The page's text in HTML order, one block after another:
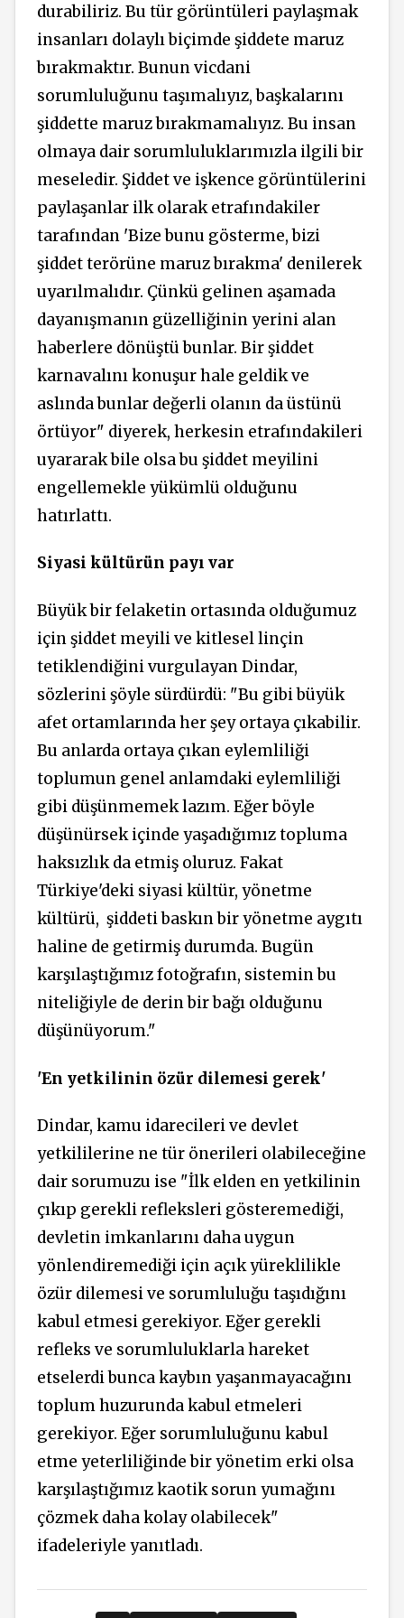
durabiliriz. Bu tür görüntüleri paylaşmak
insanları dolaylı biçimde şiddete maruz
bırakmaktır. Bunun vicdani
sorumluluğunu taşımalıyız, başkalarını
şiddette maruz bırakmamalıyız. Bu insan
olmaya dair sorumluluklarımızla ilgili bir
meseledir. Şiddet ve işkence görüntülerini
paylaşanlar ilk olarak etrafındakiler
tarafından 'Bize bunu gösterme, bizi
şiddet terörüne maruz bırakma' denilerek
uyarılmalıdır. Çünkü gelinen aşamada
dayanışmanın güzelliğinin yerini alan
haberlere dönüştü bunlar. Bir şiddet
karnavalını konuşur hale geldik ve
aslında bunlar değerli olanın da üstünü
örtüyor" diyerek, herkesin etrafındakileri
uyararak bile olsa bu şiddet meyilini
engellemekle yükümlü olduğunu
hatırlattı.
Siyasi kültürün payı var
Büyük bir felaketin ortasında olduğumuz
için şiddet meyili ve kitlesel linçin
tetiklendiğini vurgulayan Dindar,
sözlerini şöyle sürdürdü: "Bu gibi büyük
afet ortamlarında her şey ortaya çıkabilir.
Bu anlarda ortaya çıkan eylemliliği
toplumun genel anlamdaki eylemliliği
gibi düşünmemek lazım. Eğer böyle
düşünürsek içinde yaşadığımız topluma
haksızlık da etmiş oluruz. Fakat
Türkiye'deki siyasi kültür, yönetme
kültürü, şiddeti baskın bir yönetme aygıtı
haline de getirmiş durumda. Bugün
karşılaştığımız fotoğrafın, sistemin bu
niteliğiyle de derin bir bağı olduğunu
düşünüyorum."
'En yetkilinin özür dilemesi gerek'
Dindar, kamu idarecileri ve devlet
yetkililerine ne tür önerileri olabileceğine
dair sorumuzu ise "İlk elden en yetkilinin
çıkıp gerekli refleksleri gösteremediği,
devletin imkanlarını daha uygun
yönlendiremediği için açık yüreklilikle
özür dilemesi ve sorumluluğu taşıdığını
kabul etmesi gerekiyor. Eğer gerekli
refleks ve sorumluluklarla hareket
etselerdi bunca kaybın yaşanmayacağını
toplum huzurunda kabul etmeleri
gerekiyor. Eğer sorumluluğunu kabul
etme yeterliliğinde bir yönetim erki olsa
karşılaştığımız kaotik sorun yumağını
çözmek daha kolay olabilecek"
ifadeleriyle yanıtladı.